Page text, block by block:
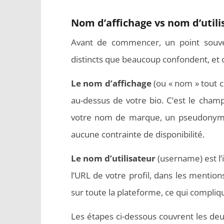
Nom d’affichage vs nom
Avant de commencer, un point
distincts que beaucoup confondent,
Le nom d’affichage(ou « nom » tout
au-dessus de votre bio. C’est le
votre nom de marque, un
aucune contrainte de disponibilité.
Le nom d’utilisateur(username) est
l’URL de votre profil, dans les
sur toute la plateforme, ce qui
Les étapes ci-dessous couvrent les